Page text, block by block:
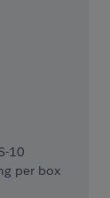
10
per box